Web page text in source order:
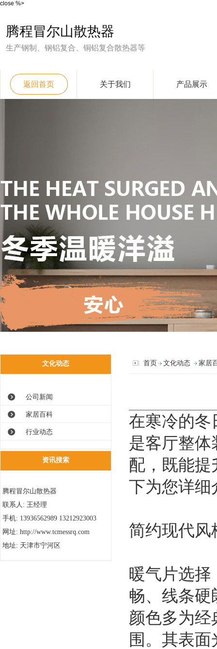
close %>
腾程冒尔山散热器
生产钢制、钢铝复合、铜铝复合散热器等
返回首页 关于我们 产品展示
文化动态
公司新闻
家居百科
行业动态
资讯搜索
腾程冒尔山散热器
联系人: 王经理
手机: 13936562989 13212923003
网址: http://www.tcmessrq.com
地址: 天津市宁河区
首页 文化动态 家居
在寒冷的冬
是客厅整
配，既能提
下为您详细
简约现代风
暖气片选
畅、线条硬
颜色多为
围。其表